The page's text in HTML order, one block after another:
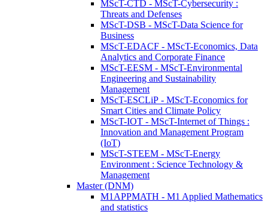
MScT-CTD - MScT-Cybersecurity :
Threats and Defenses
MScT-DSB - MScT-Data Science for
Business
MScT-EDACF - MScT-Economics, Data
Analytics and Corporate Finance
MScT-EESM - MScT-Environmental
Engineering and Sustainability
Management
MScT-ESCLiP - MScT-Economics for
Smart Cities and Climate Policy
MScT-IOT - MScT-Internet of Things :
Innovation and Management Program
(IoT)
MScT-STEEM - MScT-Energy
Environment : Science Technology &
Management
Master (DNM)
M1APPMATH - M1 Applied Mathematics
and statistics